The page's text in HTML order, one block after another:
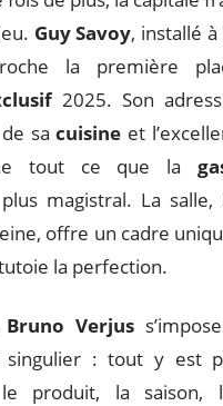
Guy Savoy, installé
la première
2025. Son
sacuisine et
tout ce que la
magistral. La salle,
offre un cadre
la perfection.
Bruno Verjus
singulier : tout y est
produit, la saison,